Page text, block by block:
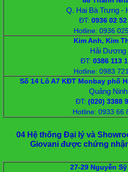
Q. Hai Bà Trưng -
ĐT:0936 02
Hotline: 0936
Kim Anh, Kim
Hải Dương
ĐT: ‭0386 113
Hotline: 0983
Số 14 Lô A7 KĐT Monbay phố
Quảng Ninh
ĐT:‭(020) 3388
Hotline: 0933 66
04 Hệ thống Đại lý và
Giovani được chứng
27-29 Nguyễn